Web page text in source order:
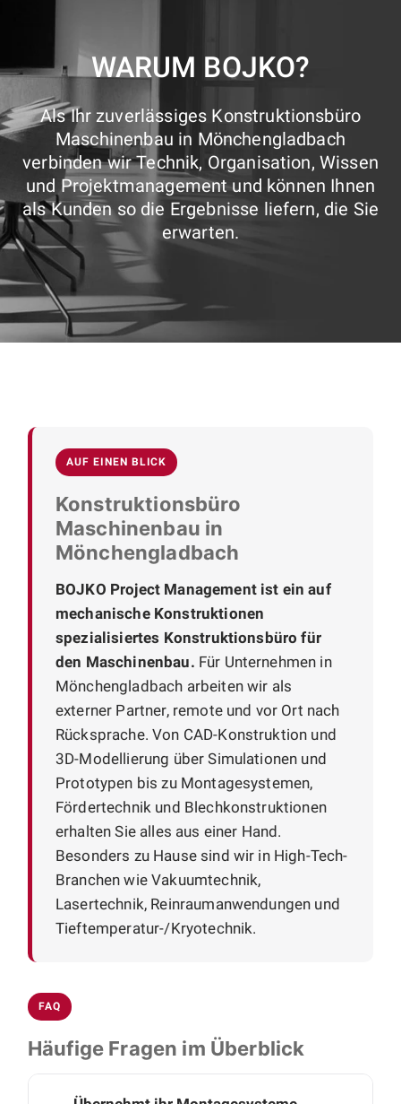
WARUM BOJKO?
Als Ihr zuverlässiges Konstruktionsbüro
Maschinenbau in Mönchengladbach
verbinden wir Technik, Organisation, Wissen
und Projektmanagement und können Ihnen
als Kunden so die Ergebnisse liefern, die Sie
erwarten.
AUF EINEN BLICK
Konstruktionsbüro
Maschinenbau in
Mönchengladbach
BOJKO Project Management ist ein auf
mechanische Konstruktionen
spezialisiertes Konstruktionsbüro für
den Maschinenbau. Für Unternehmen in
Mönchengladbach arbeiten wir als
externer Partner, remote und vor Ort nach
Rücksprache. Von CAD-Konstruktion und
3D-Modellierung über Simulationen und
Prototypen bis zu Montagesystemen,
Fördertechnik und Blechkonstruktionen
erhalten Sie alles aus einer Hand.
Besonders zu Hause sind wir in High-Tech-
Branchen wie Vakuumtechnik,
Lasertechnik, Reinraumanwendungen und
Tieftemperatur-/Kryotechnik.
FAQ
Häufige Fragen im Überblick